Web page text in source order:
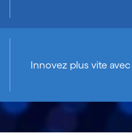
Innovez plus vite